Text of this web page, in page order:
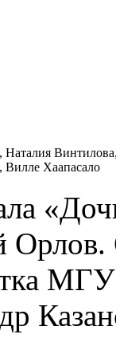
Наталия
Вилле Хаапасало
МГУ